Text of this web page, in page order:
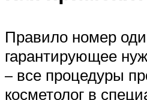
Правило номер
гарантирующее
– все процедуры
косметолог в